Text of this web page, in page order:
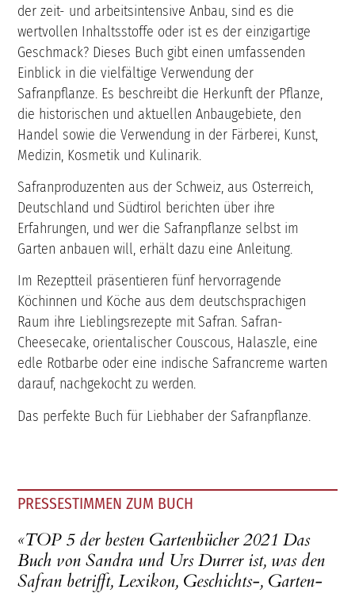
der zeit- und arbeitsintensive Anbau, sind es die
wertvollen Inhaltsstoffe oder ist es der einzigartige
Geschmack? Dieses Buch gibt einen umfassenden
Einblick in die vielfältige Verwendung der
Safranpflanze. Es beschreibt die Herkunft der Pflanze,
die historischen und aktuellen Anbaugebiete, den
Handel sowie die Verwendung in der Färberei, Kunst,
Medizin, Kosmetik und Kulinarik.
Safranproduzenten aus der Schweiz, aus Osterreich,
Deutschland und Südtirol berichten über ihre
Erfahrungen, und wer die Safranpflanze selbst im
Garten anbauen will, erhält dazu eine Anleitung.
Im Rezeptteil präsentieren fünf hervorragende
Köchinnen und Köche aus dem deutschsprachigen
Raum ihre Lieblingsrezepte mit Safran. Safran-
Cheesecake, orientalischer Couscous, Halaszle, eine
edle Rotbarbe oder eine indische Safrancreme warten
darauf, nachgekocht zu werden.
Das perfekte Buch für Liebhaber der Safranpflanze.
PRESSESTIMMEN ZUM BUCH
«TOP 5 der besten Gartenbücher 2021 Das
Buch von Sandra und Urs Durrer ist, was den
Safran betrifft, Lexikon, Geschichts-, Garten-